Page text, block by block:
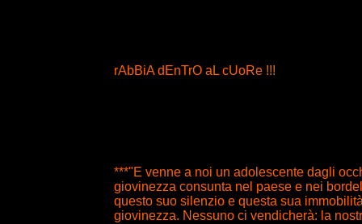
rAbBiA dEnTrO aL cUoRe !!!
***"E venne a noi un adolescente dagli
giovinezza consunta nel paese e nei
questo suo silenzio e questa sua
giovinezza. Nessuno ci vendicherà: la